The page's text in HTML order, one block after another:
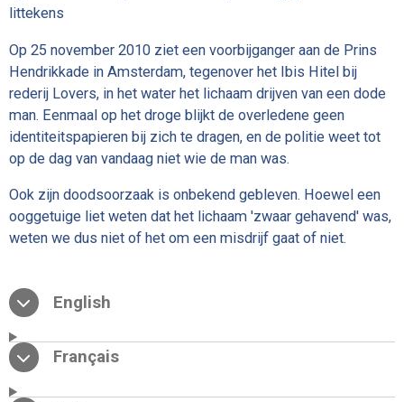
littekens
Op 25 november 2010 ziet een voorbijganger aan de Prins
Hendrikkade in Amsterdam, tegenover het Ibis Hitel bij
rederij Lovers, in het water het lichaam drijven van een dode
man. Eenmaal op het droge blijkt de overledene geen
identiteitspapieren bij zich te dragen, en de politie weet tot
op de dag van vandaag niet wie de man was.
Ook zijn doodsoorzaak is onbekend gebleven. Hoewel een
ooggetuige liet weten dat het lichaam 'zwaar gehavend' was,
weten we dus niet of het om een misdrijf gaat of niet.
English
Français